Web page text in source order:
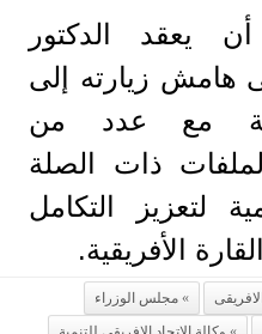
يعقد الدكتور
زيارته إلى
مع عدد من
ذات الصلة
لتعزيز التكامل
الأفريقية.
الافريقى
مجلس الوزراء